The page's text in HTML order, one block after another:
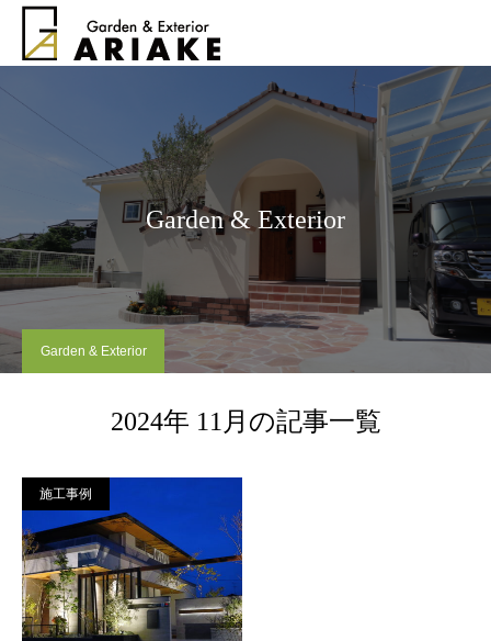
Garden & Exterior
Garden & Exterior
2024年 11月の記事一覧
施工事例